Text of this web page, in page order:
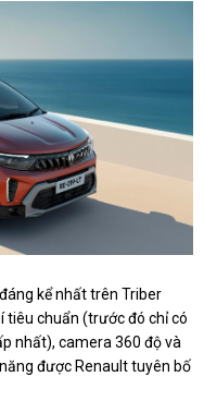
kể nhất trên Triber
tiêu chuẩn (trước đó chỉ có
nhất), camera 360 độ và
được Renault tuyên bố